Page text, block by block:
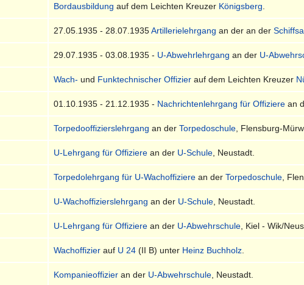
Bordausbildung auf dem Leichten Kreuzer Königsberg
27.05.1935 - 28.07.1935Artillerielehrgang an der an der
29.07.1935 - 03.08.1935 - U-Abwehrlehrgang an der U-
Wach- und Funktechnischer Offizier auf dem Leichten Kreuzer
01.10.1935 - 21.12.1935 - Nachrichtenlehrgang für Offiziere an
Torpedooffizierslehrgang an derTorpedoschule , Flensburg-
U-Lehrgang für Offiziere an der U-Schule , Neustadt.
Torpedolehrgang für U-Wachoffiziere an derTorpedoschule ,
U-Wachoffizierslehrgang an der U-Schule , Neustadt.
U-Lehrgang für Offiziere an der U-Abwehrschule , Kiel - Wik/
Wachoffizier auf U 24 (II B) unter Heinz Buchholz
Kompanieoffizier an der U-Abwehrschule , Neustadt.